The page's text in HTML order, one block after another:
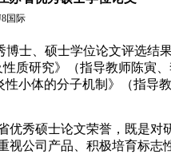
国际
士、硕士学位论文评选结
质研究》（指导教师陈寅
小体的分子机制》（指导
优秀硕士论文荣誉，既是对
公司产品、积极培育标志